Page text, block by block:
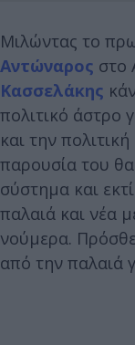
Μιλώντας το
Αντώναρος στο
Κασσελάκης
πολιτικό άστρο
και την
παρουσία του
σύστημα και
παλαιά και νέα
νούμερα.
από την παλαιά